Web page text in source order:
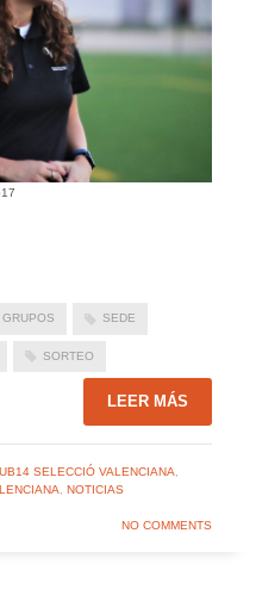
GRUPOS SEDE
SORTEO
LEER MÁS
SELECCIÓ VALENCIANA
NOTICIAS
NO COMMENTS